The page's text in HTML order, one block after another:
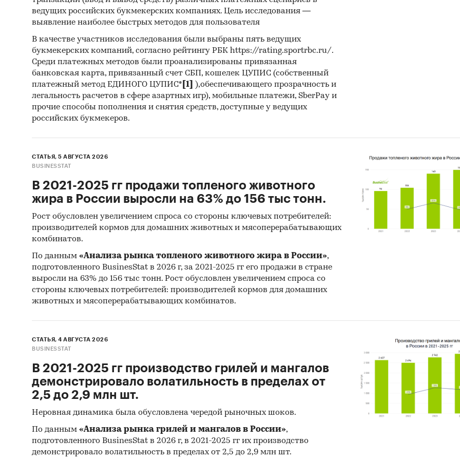
Методы:
Кабинетное исследование. Поиск и анализ
различных источников, проведение расчетов.
аналитика
Прогноз ГидМаркет. Современные статистические
прогнозирования с поправкой на мнение экспертов.
Отчет отражает мнение авторов и не является
ведущих российских букмекерских компаниях. Цель исследования —
выявление наиболее быстрых методов для пользователя
В качестве участников исследования были выбраны пять ведущих
букмекерских компаний, согласно рейтингу РБК https://rating.sportrbc.ru/.
Среди платежных методов были проанализированы привязанная
банковская карта, привязанный счет СБП, кошелек ЦУПИС (собственный
платежный метод ЕДИНОГО ЦУПИС* [1]
),обеспечивающего прозрачность и
легальность расчетов в сфере азартных игр), мобильные платежи, SberPay и
прочие способы пополнения и снятия средств, доступные у ведущих
российских букмекеров.
СТАТЬЯ, 5 АВГУСТА 2026
BUSINESSTAT
В 2021-2025 гг продажи топленого животного
жира в России выросли на 63% до 156 тыс тонн.
Рост обусловлен увеличением спроса со стороны ключевых потребителей:
производителей кормов для домашних животных и мясоперерабатывающих
комбинатов.
По данным «Анализа рынка топленого животного жира в России»,
подготовленного BusinesStat в 2026 г, за 2021-2025 гг его продажи в стране
выросли на 63% до 156 тыс тонн. Рост обусловлен увеличением спроса со
стороны ключевых потребителей: производителей кормов для домашних
животных и мясоперерабатывающих комбинатов.
СТАТЬЯ, 4 АВГУСТА 2026
BUSINESSTAT
В 2021-2025 гг производство грилей и мангалов
демонстрировало волатильность в пределах от
2,5 до 2,9 млн шт.
Неровная динамика была обусловлена чередой рыночных шоков.
По данным «Анализа рынка грилей и мангалов в России»,
подготовленного BusinesStat в 2026 г, в 2021-2025 гг их производство
демонстрировало волатильность в пределах от 2,5 до 2,9 млн шт.